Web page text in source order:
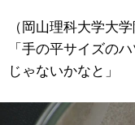
（岡山理科大学大
「手の平サイズの
じゃないかなと」